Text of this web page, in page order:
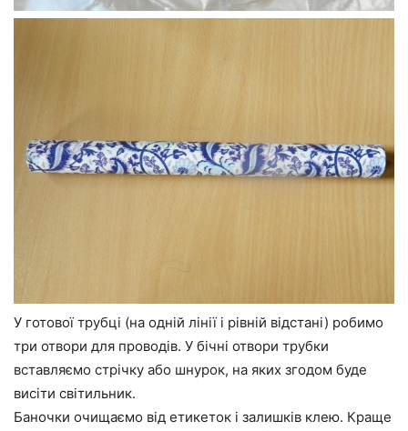
У готової трубці (на одній лінії і рівній відстані) робимо
три отвори для проводів. У бічні отвори трубки
вставляємо стрічку або шнурок, на яких згодом буде
висіти світильник.
Баночки очищаємо від етикеток і залишків клею. Краще